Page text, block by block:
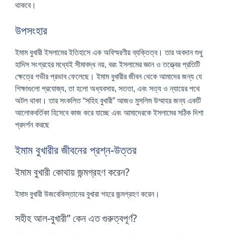
থাকবে।
উপসংহার
ইমাম বুখারী ইসলামের ইতিহাসে এক অবিস্মরণীয় ব্যক্তিত্ব। তার অবদান শুধু
হাদিস সংগ্রহের মধ্যেই সীমাবদ্ধ নয়, বরং ইসলামের জ্ঞান ও তত্ত্বের প্রতিটি
ক্ষেত্রে গভীর প্রভাব ফেলেছে। ইমাম বুখারীর জীবন থেকে আমাদের জন্য যে
শিক্ষাগুলো প্রযোজ্য, তা হলো অধ্যবসায়, সততা, এবং সত্য ও ন্যায়ের পথে
অটল থাকা। তার সংকলিত “সহিহ বুখারী” আজও মুসলিম উম্মাহর জন্য একটি
আলোকবর্তিকা হিসেবে কাজ করে যাচ্ছে এবং আমাদেরকে ইসলামের সঠিক দিশা
প্রদর্শন করছে
ইমাম বুখারীর জীবনের প্রশ্ন-উত্তর
ইমাম বুখারী কোথায় জন্মগ্রহণ করেন?
ইমাম বুখারী উজবেকিস্তানের বুখারা শহরে জন্মগ্রহণ করেন।
সহীহ আল-বুখারী” কেন এত গুরুত্বপূর্ণ?